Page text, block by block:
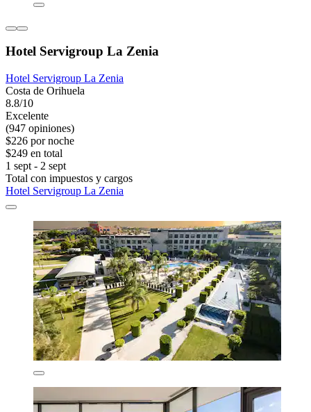
Hotel Servigroup La Zenia
Hotel Servigroup La Zenia
Costa de Orihuela
8.8/10
Excelente
(947 opiniones)
$226 por noche
$249 en total
1 sept - 2 sept
Total con impuestos y cargos
Hotel Servigroup La Zenia